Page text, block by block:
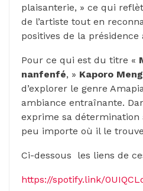
plaisanterie, » ce qui
de l’artiste tout en
positives de la présidence
Pour ce qui est du titre «
nanfenfé, » Kaporo
d’explorer le genre
ambiance entraînante.
exprime sa détermination
peu importe où il le
Ci-dessous les liens de
https://spotify.link/